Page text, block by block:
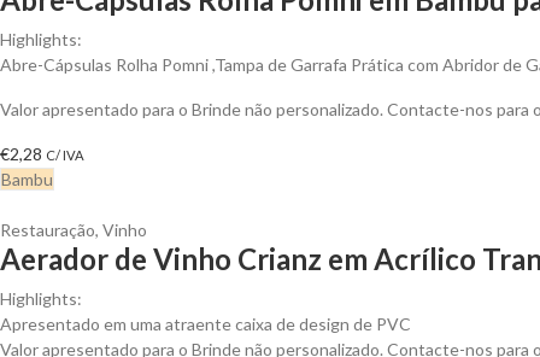
Highlights:
Abre-Cápsulas Rolha Pomni ,Tampa de Garrafa Prática com Abridor de
Valor apresentado para o Brinde não personalizado. Contacte-nos
€2,28 C/ IVA
Bambu
Restauração, Vinho
Aerador de Vinho Crianz em Acrílico
Highlights:
Apresentado em uma atraente caixa de design de PVC
Valor apresentado para o Brinde não personalizado. Contacte-nos